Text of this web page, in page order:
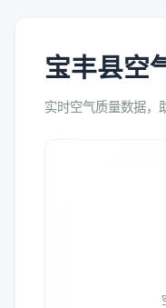
宝丰县空
实时空气质量数据，